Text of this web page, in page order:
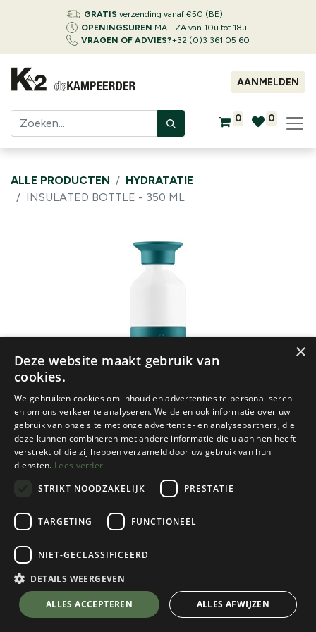
GRATIS verzending vanaf €50 (BE)
OPENINGSUREN MA - ZA van 10u tot 18u
VRAGEN OF ADVIES?+32 (0)3 361 05 60
AANMELDEN
0 0
ALLE PRODUCTEN
HYDRATATIE
INSULATED BOTTLE - 350 ML
Dopper
Insulated Bottle - 350 ml
Green Lagoon
Kies een kleur
💬 Stel je vraag over dit product via WhatsApp
×
Deze website maakt gebruik van
cookies.
We gebruiken cookies om inhoud en advertenties te personaliseren
en om ons verkeer te analyseren. We delen ook informatie over uw
gebruik van onze site met onze advertentie- en analysepartners, die
deze kunnen combineren met andere informatie die u aan hen heeft
verstrekt of die zij hebben verzameld door uw gebruik van hun
diensten. Lees verder
STRIKT NOODZAKELIJK
PRESTATIE
TARGETING FUNCTIONEEL
NIET-GECLASSIFICEERD
DETAILS WEERGEVEN
ALLES ACCEPTEREN ALLES AFWIJZEN